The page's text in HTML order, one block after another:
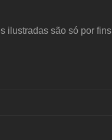
ilustradas são só por fins